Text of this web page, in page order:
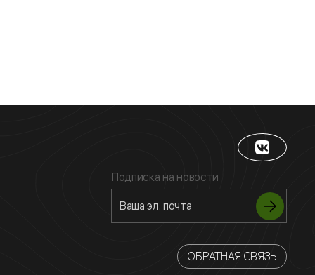
Подписка на новости
ОБРАТНАЯ СВЯЗЬ